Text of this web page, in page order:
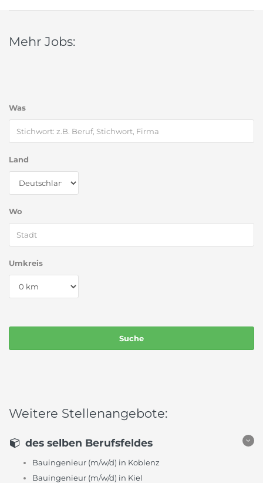
Mehr Jobs:
Was
Land
Wo
Umkreis
Weitere Stellenangebote:
des selben Berufsfeldes
Bauingenieur (m/w/d) in Koblenz
Bauingenieur (m/w/d) in Kiel